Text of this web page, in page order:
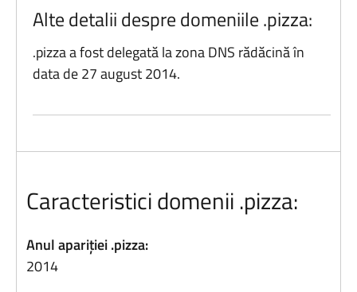
Alte detalii despre domeniile .pizza:
.pizza a fost delegată la zona DNS rădăcină în
data de 27 august 2014.
Caracteristici domenii .pizza:
Anul apariției .pizza:
2014